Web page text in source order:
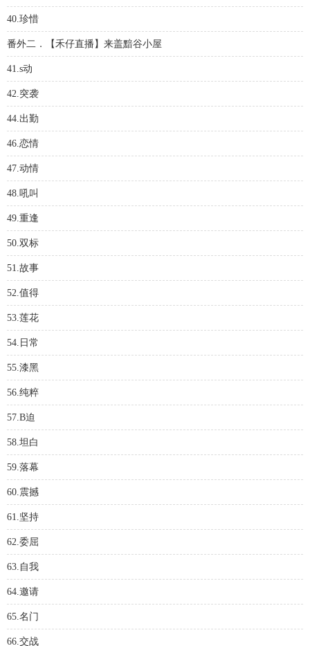
40.珍惜
番外二．【禾仔直播】来盖黯谷小屋
41.s动
42.突袭
44.出勤
46.恋情
47.动情
48.吼叫
49.重逢
50.双标
51.故事
52.值得
53.莲花
54.日常
55.漆黑
56.纯粹
57.B迫
58.坦白
59.落幕
60.震撼
61.坚持
62.委屈
63.自我
64.邀请
65.名门
66.交战